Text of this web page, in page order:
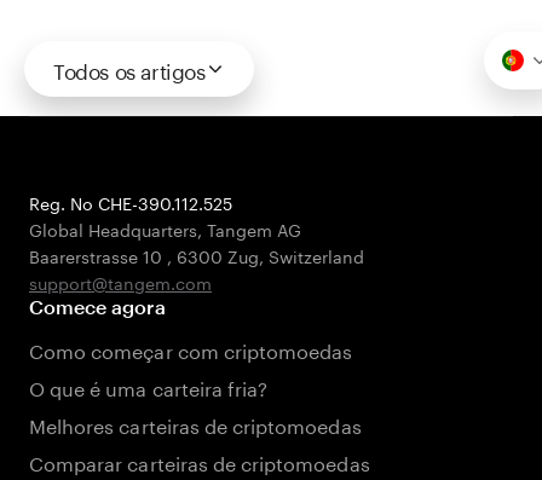
Todos os artigos
Reg. No CHE-390.112.525
Global Headquarters, Tangem AG
Baarerstrasse 10 , 6300 Zug, Switzerland
support@tangem.com
Comece agora
Como começar com criptomoedas
O que é uma carteira fria?
Melhores carteiras de criptomoedas
Comparar carteiras de criptomoedas